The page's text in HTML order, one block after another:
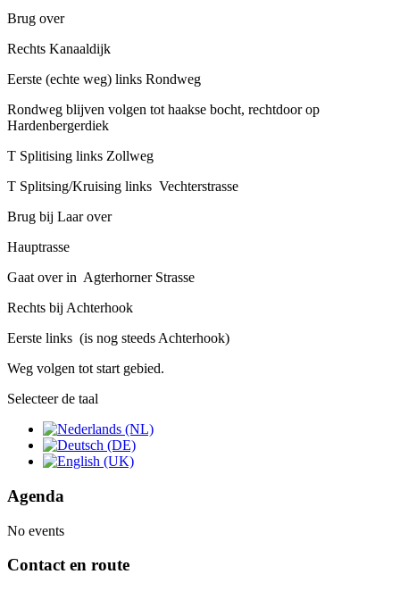
Brug over
Rechts Kanaaldijk
Eerste (echte weg) links Rondweg
Rondweg blijven volgen tot haakse bocht, rechtdoor op
Hardenbergerdiek
T Splitising links Zollweg
T Splitsing/Kruising links Vechterstrasse
Brug bij Laar over
Hauptrasse
Gaat over in Agterhorner Strasse
Rechts bij Achterhook
Eerste links (is nog steeds Achterhook)
Weg volgen tot start gebied.
Selecteer de taal
Agenda
No events
Contact en route